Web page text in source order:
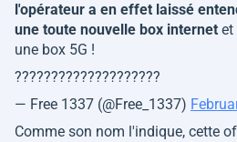
l'opérateur a en effet laissé
une toute nouvelle box internet et
une box 5G !
????????????????????
— Free 1337 (@Free_1337)
Comme son nom l'indique, cette